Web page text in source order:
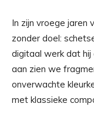
In zijn vroege jaren
zonder doel:
digitaal werk dat hij
aan zien we
onverwachte
met klassieke